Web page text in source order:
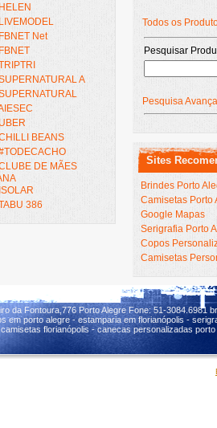
Net
A
BEANS
DE MÃES
386
Todos os
Pesquisar
Pesquisa
Sites
Brindes Porto
Camisetas Porto
Google Mapas
Serigrafia Porto
Copos
Camisetas
da Fontoura,776 Porto Alegre Fone: 51-
em porto alegre - estamparia em florianópolis -
florianópolis - canecas personalizadas